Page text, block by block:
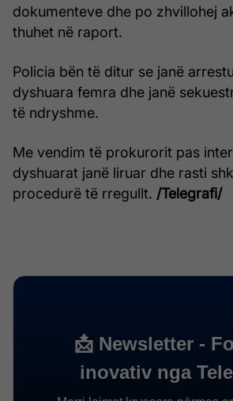
dokumenteve dhe po zhvillohej
thuhet në raport.
Policia bën të ditur se janë
dyshuara femra dhe janë
të ndryshme.
Me vendim të prokurorit pas
dyshuarat janë liruar dhe rasti
procedurë të rregullt. /Telegrafi/